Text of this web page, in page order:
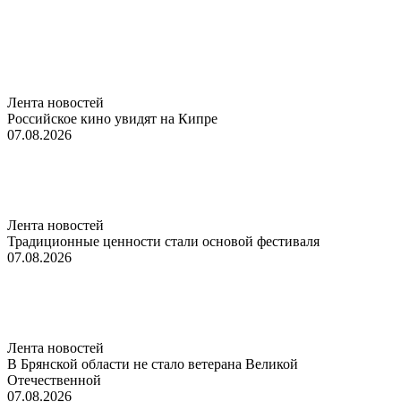
Лента новостей
Российское кино увидят на Кипре
07.08.2026
Лента новостей
Традиционные ценности стали основой фестиваля
07.08.2026
Лента новостей
В Брянской области не стало ветерана Великой
Отечественной
07.08.2026